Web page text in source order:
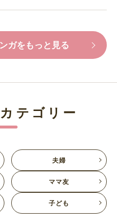
ガをもっと見る
テゴリー
夫婦
ママ友
子ども